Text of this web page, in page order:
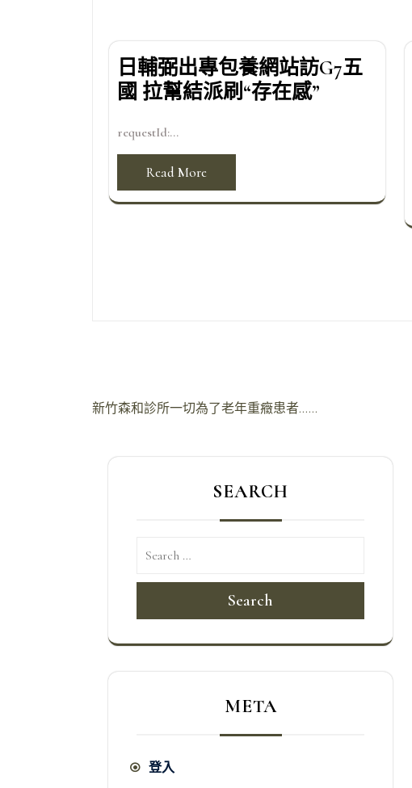
日輔弼出專包養網站訪G7五
國 拉幫結派刷“存在感”
requestId:...
Read More
文
新竹森和診所一切為了老年重癥患者……
SEARCH
Search
META
登入